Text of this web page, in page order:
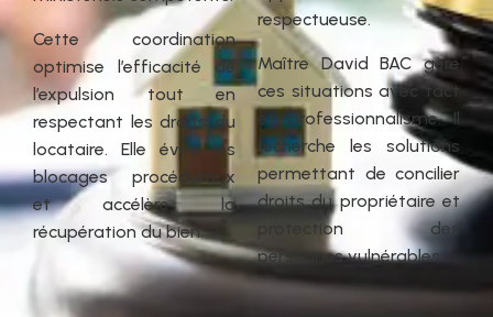
Cette coordination
optimise l’efficacité de
l’expulsion tout en
respectant les droits du
locataire. Elle évite les
blocages procéduraux
et accélère la
récupération du bien.
respectueuse.
Maître David BAC gère
ces situations avec tact
et professionnalisme. Il
recherche les solutions
permettant de concilier
droits du propriétaire et
protection des
personnes vulnérables.